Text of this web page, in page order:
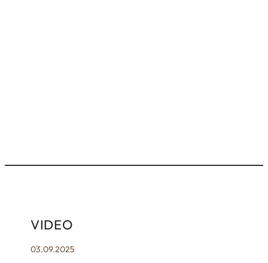
VIDEO
03.09.2025